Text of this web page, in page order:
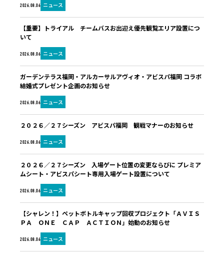
2026.08.06 ニュース
2026.08.06 ニュース
【重要】トライアル チームバスお出迎え優先観覧エリア設置につ
いて
2026.08.06 ニュース
ガーデンテラス福岡・アルカーサルアヴィオ・アビスパ福岡 コラボ
結婚式プレゼント企画のお知らせ
2026.08.06 ニュース
２０２６／２７シーズン アビスパ福岡 観戦マナーのお知らせ
2026.08.06 ニュース
２０２６／２７シーズン 入場ゲート位置の変更ならびに プレミア
ムシート・アビスパシート専用入場ゲート設置について
2026.08.06 ニュース
【シャレン！】ペットボトルキャップ回収プロジェクト「ＡＶＩＳ
ＰＡ ＯＮＥ ＣＡＰ ＡＣＴＩＯＮ」始動のお知らせ